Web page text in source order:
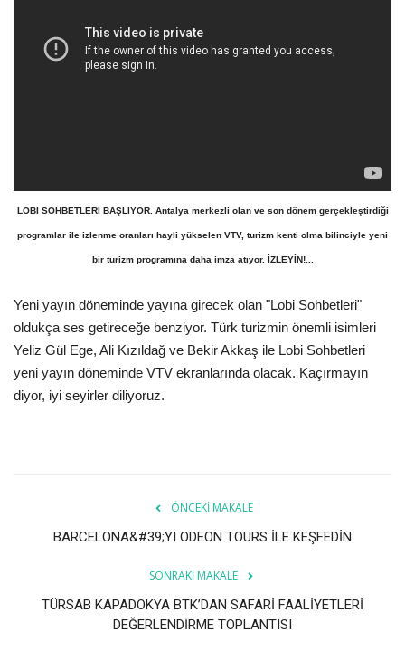
Araştırma - İnceleme
Video Tanıtım
Köşe Yazarları
LOBİ SOHBETLERİ BAŞLIYOR. Antalya merkezli olan ve son dönem gerçekleştirdiği
programlar ile izlenme oranları hayli yükselen VTV, turizm kenti olma bilinciyle yeni
bir turizm programına daha imza atıyor. İZLEYİN!...
Yeni yayın döneminde yayına girecek olan "Lobi Sohbetleri"
oldukça ses getireceğe benziyor. Türk turizmin önemli isimleri
Yeliz Gül Ege, Ali Kızıldağ ve Bekir Akkaş ile Lobi Sohbetleri
yeni yayın döneminde VTV ekranlarında olacak. Kaçırmayın
diyor, iyi seyirler diliyoruz.
ÖNCEKI MAKALE
BARCELONA&#39;YI ODEON TOURS İLE KEŞFEDİN
SONRAKI MAKALE
TÜRSAB KAPADOKYA BTK’DAN SAFARİ FAALİYETLERİ
DEĞERLENDİRME TOPLANTISI